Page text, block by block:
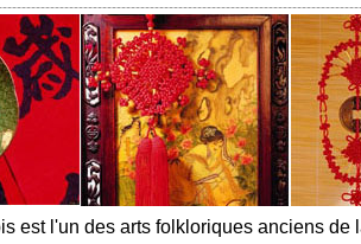
est l'un des arts folkloriques anciens de